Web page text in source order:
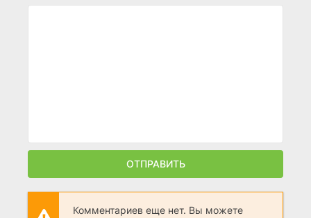
ОТПРАВИТЬ
Комментариев еще нет. Вы можете